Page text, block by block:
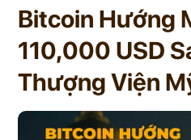
Bitcoin Hướng
110,000 USD
Thượng Viện